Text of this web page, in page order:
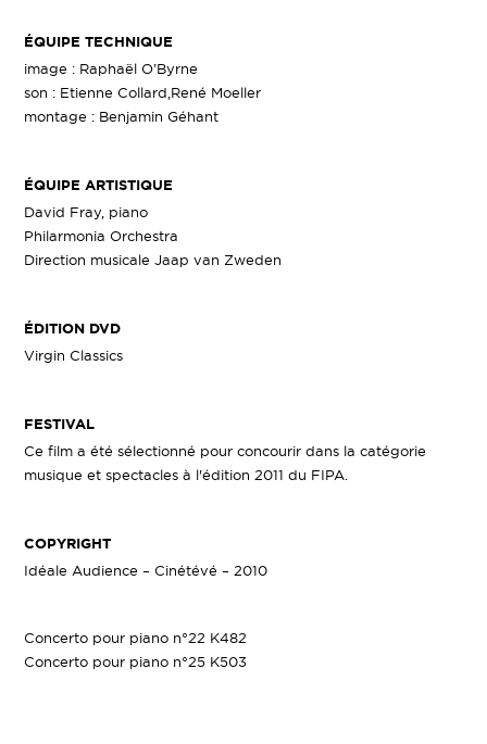
ÉQUIPE TECHNIQUE
image : Raphaël O’Byrne
son : Etienne Collard,René Moeller
montage : Benjamin Géhant
ÉQUIPE ARTISTIQUE
David Fray, piano
Philarmonia Orchestra
Direction musicale Jaap van Zweden
ÉDITION DVD
Virgin Classics
FESTIVAL
Ce film a été sélectionné pour concourir dans la catégorie
musique et spectacles à l'édition 2011 du FIPA.
COPYRIGHT
Idéale Audience – Cinétévé – 2010
Concerto pour piano n°22 K482
Concerto pour piano n°25 K503